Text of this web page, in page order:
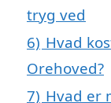
tryg ved
6) Hvad
Orehoved?
7) Hvad er